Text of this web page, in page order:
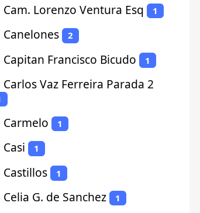
Cam. Lorenzo Ventura Esq 1
Canelones 2
Capitan Francisco Bicudo 1
Carlos Vaz Ferreira Parada 2
Carmelo 1
Casi 1
Castillos 1
Celia G. de Sanchez 1